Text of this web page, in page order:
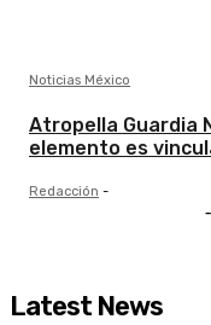
Noticias México
Atropella Guardia
elemento es
Redacción -
Latest News